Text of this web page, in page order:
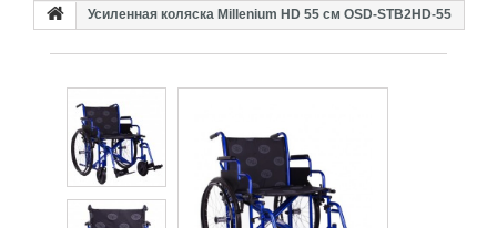
Усиленная коляска Millenium HD 55 см OSD-STB2HD-55